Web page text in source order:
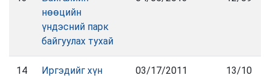
нөөцийн
үндэсний парк
байгуулах тухай
14
Иргэдийг хүн
03/17/2011 13/10